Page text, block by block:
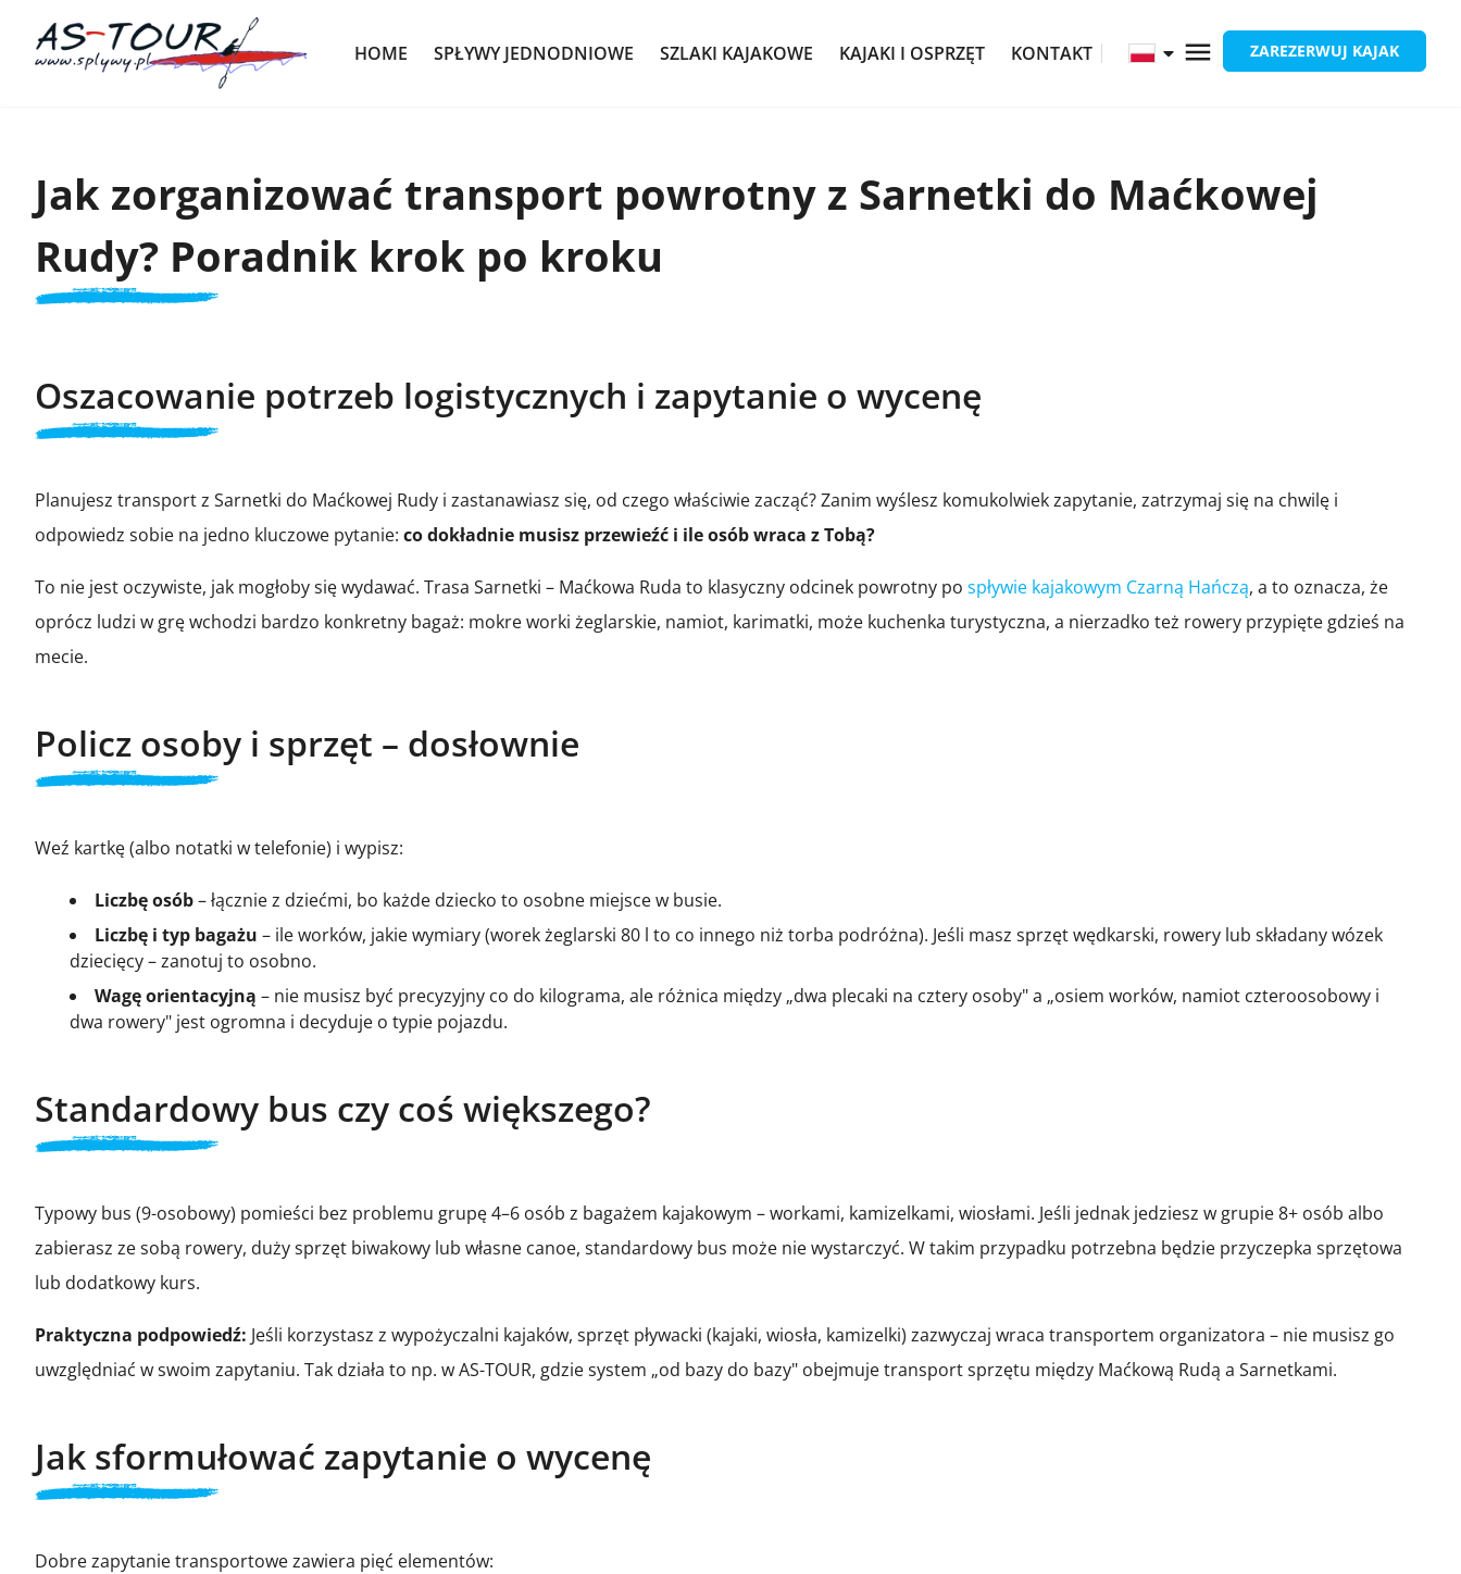
HOME SPŁYWY JEDNODNIOWE SZLAKI KAJAKOWE KAJAKI I OSPRZĘT KONTAKT ZAREZERWUJ KAJAK
Jak zorganizować transport powrotny z Sarnetki do Maćkowej
Rudy? Poradnik krok po kroku
Oszacowanie potrzeb logistycznych i zapytanie o wycenę
Planujesz transport z Sarnetki do Maćkowej Rudy i zastanawiasz się, od czego właściwie zacząć? Zanim wyślesz komukolwiek zapytanie, zatrzymaj się na chwilę i
odpowiedz sobie na jedno kluczowe pytanie: co dokładnie musisz przewieźć i ile osób wraca z Tobą?
To nie jest oczywiste, jak mogłoby się wydawać. Trasa Sarnetki – Maćkowa Ruda to klasyczny odcinek powrotny po spływie kajakowym Czarną Hańczą, a to oznacza, że
oprócz ludzi w grę wchodzi bardzo konkretny bagaż: mokre worki żeglarskie, namiot, karimatki, może kuchenka turystyczna, a nierzadko też rowery przypięte gdzieś na
mecie.
Policz osoby i sprzęt – dosłownie
Weź kartkę (albo notatki w telefonie) i wypisz:
Liczbę osób– łącznie z dziećmi, bo każde dziecko to osobne miejsce w busie.
Liczbę i typ bagażu – ile worków, jakie wymiary (worek żeglarski 80 l to co innego niż torba podróżna). Jeśli masz sprzęt wędkarski, rowery lub składany wózek
dziecięcy – zanotuj to osobno.
Wagę orientacyjną – nie musisz być precyzyjny co do kilograma, ale różnica między „dwa plecaki na cztery osoby" a „osiem worków, namiot czteroosobowy i
dwa rowery" jest ogromna i decyduje o typie pojazdu.
Standardowy bus czy coś większego?
Typowy bus (9-osobowy) pomieści bez problemu grupę 4–6 osób z bagażem kajakowym – workami, kamizelkami, wiosłami. Jeśli jednak jedziesz w grupie 8+ osób albo
zabierasz ze sobą rowery, duży sprzęt biwakowy lub własne canoe, standardowy bus może nie wystarczyć. W takim przypadku potrzebna będzie przyczepka sprzętowa
lub dodatkowy kurs.
Praktyczna podpowiedź: Jeśli korzystasz z wypożyczalni kajaków, sprzęt pływacki (kajaki, wiosła, kamizelki) zazwyczaj wraca transportem organizatora – nie musisz go
uwzględniać w swoim zapytaniu. Tak działa to np. w AS-TOUR, gdzie system „od bazy do bazy" obejmuje transport sprzętu między Maćkową Rudą a Sarnetkami.
Jak sformułować zapytanie o wycenę
Dobre zapytanie transportowe zawiera pięć elementów: